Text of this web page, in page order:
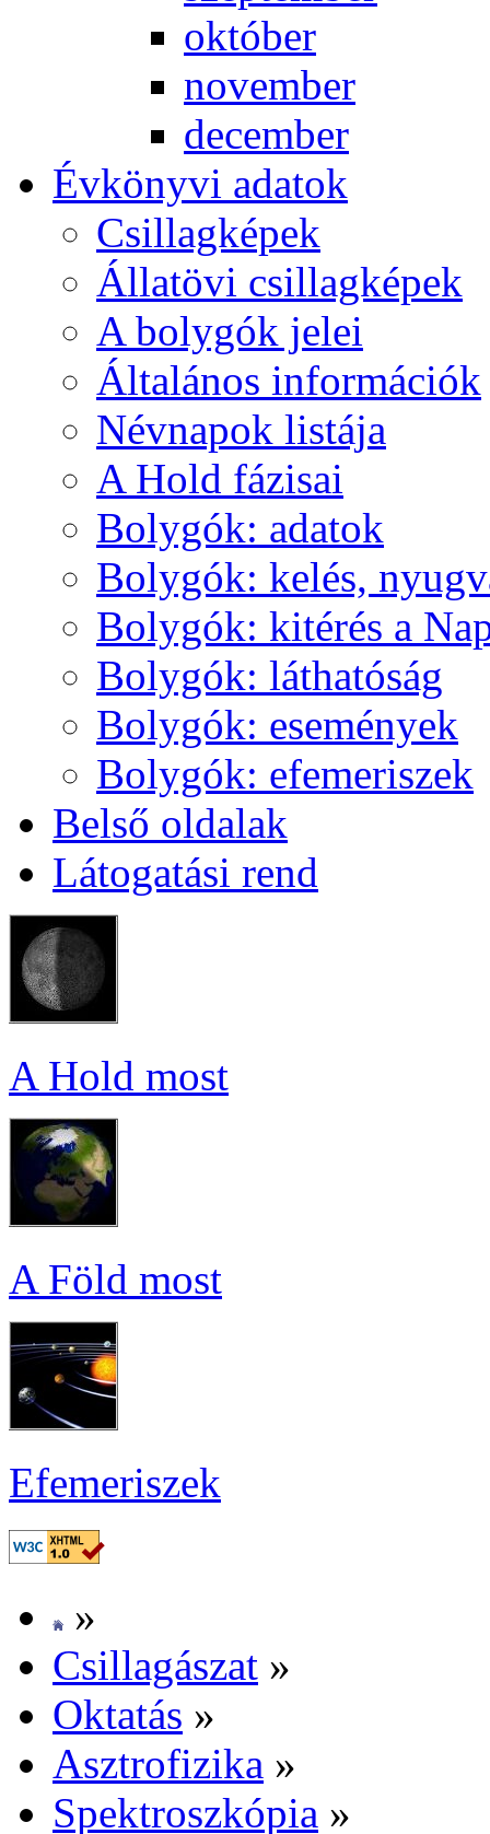
ok­tó­ber
no­vem­ber
de­cem­ber
Év­köny­vi ada­tok
Csil­lag­ké­pek
Ál­lat­övi csil­lag­ké­pek
A boly­gók je­lei
Ál­ta­lá­nos in­for­má­ci­ók
Név­na­pok lis­tá­ja
A Hold fá­zi­sai
Boly­gók: ada­tok
Boly­gók: ke­lés,
Boly­gók: ki­té­rés a
Boly­gók: lát­ha­tó­ság
Boly­gók: ese­mé­nyek
Boly­gók: efe­me­ri­szek
Bel­ső ol­da­lak
Lá­to­ga­tá­si rend
A Hold most
A Föld most
Efe­me­ri­szek
»
Csil­la­gá­szat »
Ok­ta­tás »
Aszt­ro­fi­zi­ka »
Spekt­rosz­kó­pia »